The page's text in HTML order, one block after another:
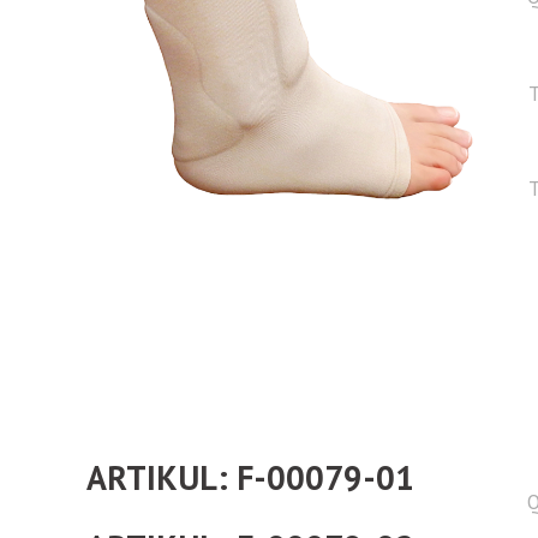
ARTIKUL: F-00079-01